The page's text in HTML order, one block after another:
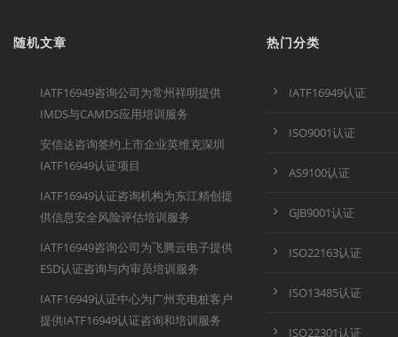
随机文章
IATF16949咨询公司为常州祥明提供
IMDS与CAMDS应用培训服务
安信达咨询签约上市企业英维克深圳
IATF16949认证项目
IATF16949认证咨询机构为东江精创提
供信息安全风险评估培训服务
IATF16949咨询公司为飞腾云电子提供
ESD认证咨询与内审员培训服务
IATF16949认证中心为广州充电桩客户
提供IATF16949认证咨询和培训服务
热门分类
IATF16949认证
ISO9001认证
AS9100认证
GJB9001认证
ISO22163认证
ISO13485认证
ISO22301认证